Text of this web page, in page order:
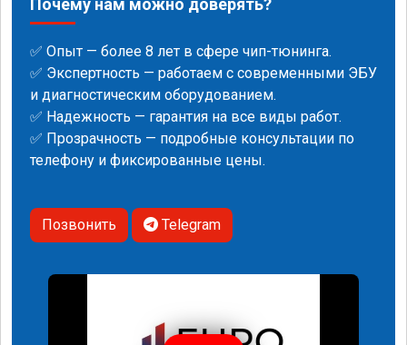
Почему нам можно доверять?
✅ Опыт — более 8 лет в сфере чип-тюнинга.
✅ Экспертность — работаем с современными ЭБУ
и диагностическим оборудованием.
✅ Надежность — гарантия на все виды работ.
✅ Прозрачность — подробные консультации по
телефону и фиксированные цены.
Позвонить Telegram